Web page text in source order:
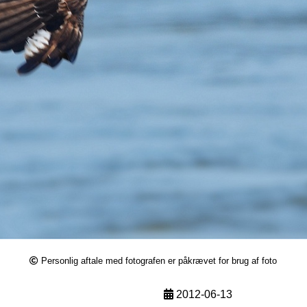
Personlig aftale med fotografen er påkrævet for brug af foto
2012-06-13